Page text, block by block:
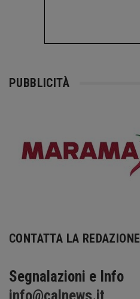
PUBBLICITÀ
CONTATTA LA REDAZIONE
Segnalazioni e Info